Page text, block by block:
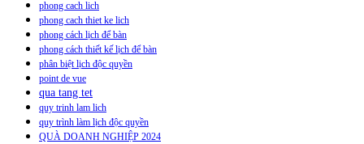
phong cach lich
phong cach thiet ke lich
phong cách lịch để bàn
phong cách thiết kế lịch để bàn
phân biệt lịch độc quyền
point de vue
qua tang tet
quy trinh lam lich
quy trình làm lịch độc quyền
QUÀ DOANH NGHIỆP 2024